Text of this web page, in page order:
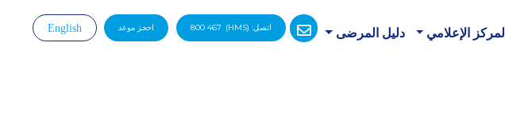
المركز الإعلامي دليل المرضى اتصل: 800 467 (HMS) احجز موعد English